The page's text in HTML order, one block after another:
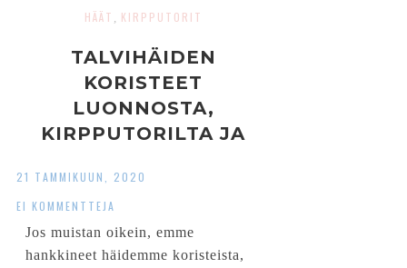
HÄÄT KIRPPUTORIT
TALVIHÄIDEN
KORISTEET
LUONNOSTA,
KIRPPUTORILTA JA
21 TAMMIKUUN, 2020
EI KOMMENTTEJA
Jos muistan oikein, emme
hankkineet häidemme koristeista,